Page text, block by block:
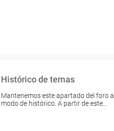
Histórico de temas
Mantenemos este apartado del foro a
modo de histórico. A partir de este…